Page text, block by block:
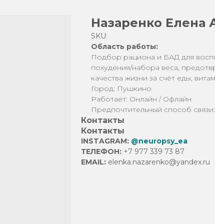
Назаренко Елена
SKU:
Область работы:
Подбор рациона и БАД для
похудения/набора веса,
качества жизни за счёт еды,
Город: Пушкино
Работает: Онлайн / Офлайн
Предпочтительный способ
Контакты
Контакты
INSTAGRAM: @neuropsy_ea
ТЕЛЕФОН: +7 977 339 73 87
EMAIL: elenka.nazarenko@yandex.ru